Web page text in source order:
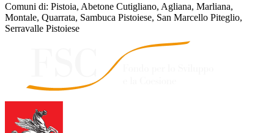
Comuni di: Pistoia, Abetone Cutigliano, Agliana, Marliana,
Montale, Quarrata, Sambuca Pistoiese, San Marcello Piteglio,
Serravalle Pistoiese